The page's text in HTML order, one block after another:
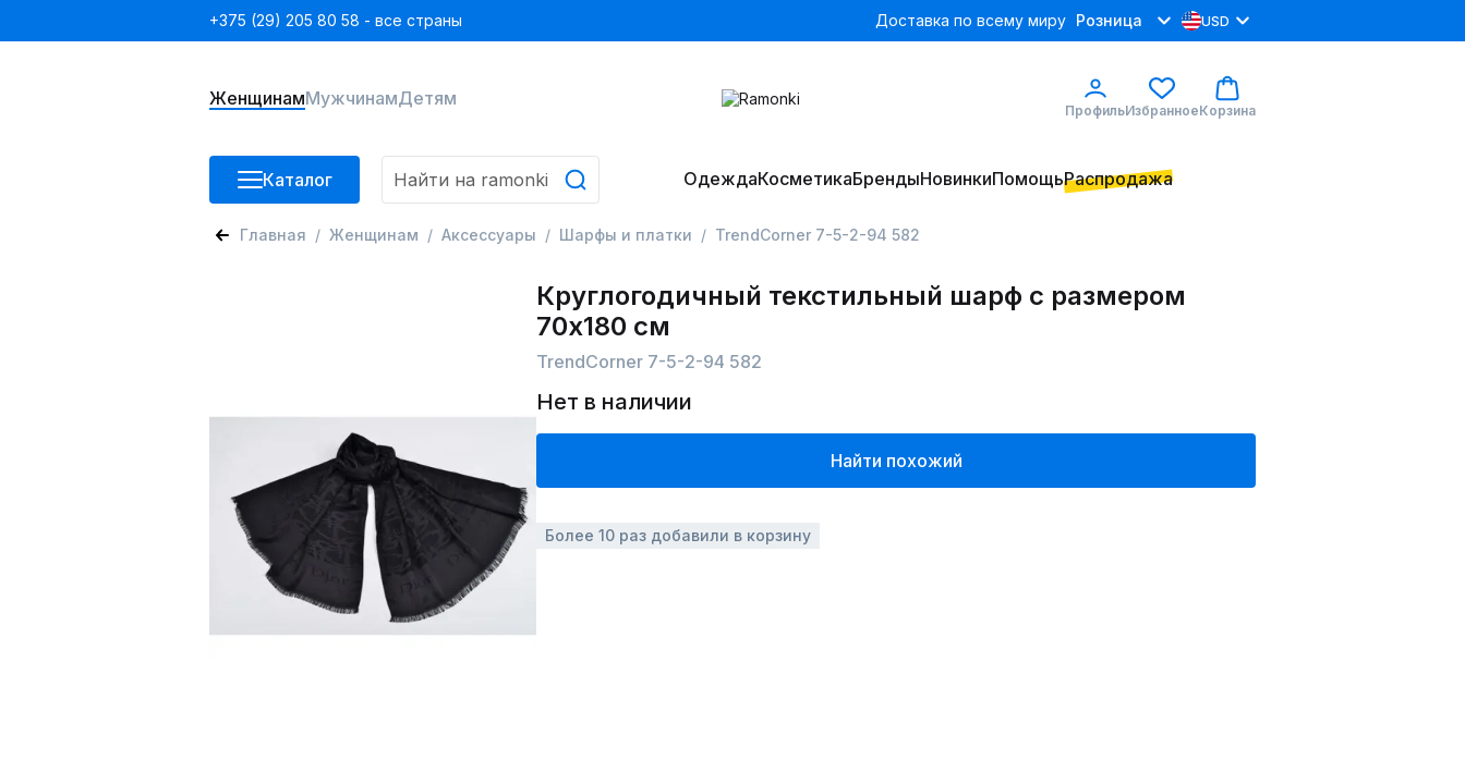
+375 (29) 205 80 58 - все страны Доставка по всему миру Розница USD
ЖенщинамМужчинамДетям
ПрофильИзбранноеКорзина
Каталог ОдеждаКосметикаБрендыНовинкиПомощьРаспродажа
Главная Женщинам Аксессуары Шарфы и платки TrendCorner 7-5-2-94 582
Круглогодичный текстильный шарф с размером
70x180 см
TrendCorner 7-5-2-94 582
Нет в наличии
Найти похожий
Более 10 раз добавили в корзину